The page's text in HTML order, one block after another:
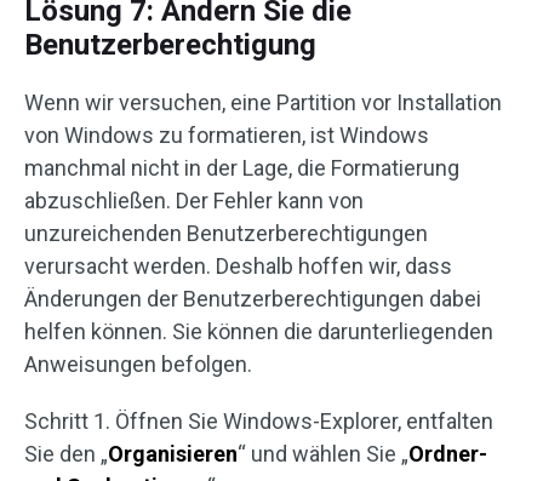
Lösung 7: Ändern Sie die
Benutzerberechtigung
Wenn wir versuchen, eine Partition vor Installation
von Windows zu formatieren, ist Windows
manchmal nicht in der Lage, die Formatierung
abzuschließen. Der Fehler kann von
unzureichenden Benutzerberechtigungen
verursacht werden. Deshalb hoffen wir, dass
Änderungen der Benutzerberechtigungen dabei
helfen können. Sie können die darunterliegenden
Anweisungen befolgen.
Schritt 1. Öffnen Sie Windows-Explorer, entfalten
Sie den „Organisieren“ und wählen Sie „Ordner-